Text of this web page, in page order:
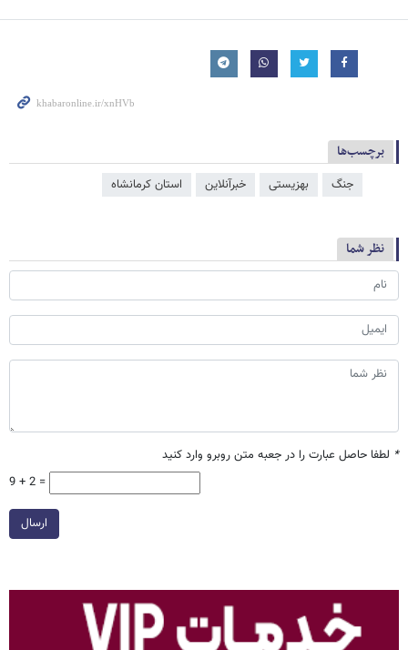
برچسب‌ها
جنگ بهزیستی خبرآنلاین استان کرمانشاه
نظر شما
* لطفا حاصل عبارت را در جعبه متن روبرو وارد کنید
9 + 2 =
ارسال